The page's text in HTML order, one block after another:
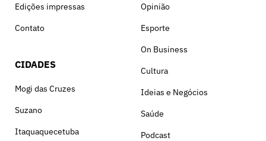
Edições impressas
Contato
CIDADES
Mogi das Cruzes
Suzano
Itaquaquecetuba
Opinião
Esporte
On Business
Cultura
Ideias e Negócios
Saúde
Podcast